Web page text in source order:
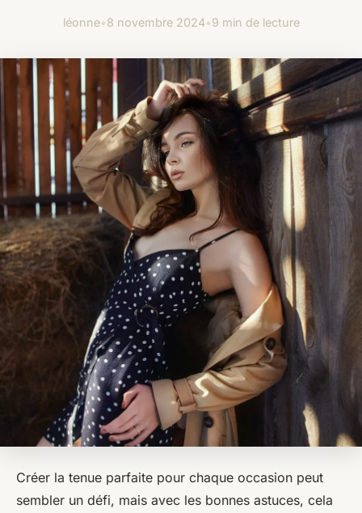
léonne•8 novembre 2024•9 min de lecture
Créer la tenue parfaite pour chaque occasion peut
sembler un défi, mais avec les bonnes astuces, cela